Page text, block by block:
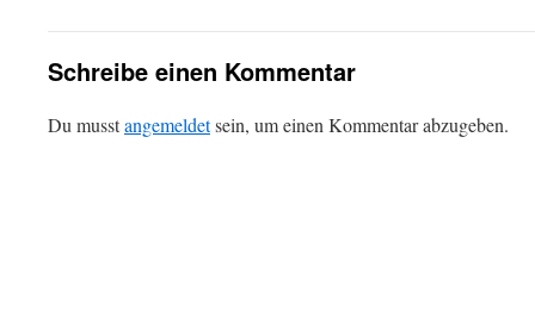
Schreibe einen Kommentar
Du musstangemeldetsein, um einen Kommentar abzugeben.